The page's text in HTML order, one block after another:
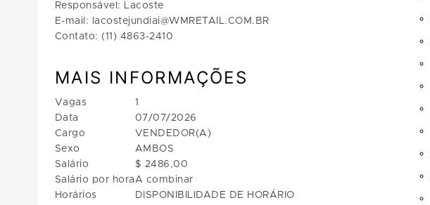
Responsável: Lacoste
E-mail: lacostejundiai@WMRETAIL.COM.BR
Contato: (11) 4863-2410
MAIS INFORMAÇÕES
Vagas
Data
Cargo
Sexo
Salário
Salário por hora
Horários
1
07/07/2026
VENDEDOR(A)
AMBOS
$ 2486,00
A combinar
DISPONIBILIDADE DE HORÁRIO